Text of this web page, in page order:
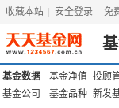
收藏本站 安全登录 免
基金数据 基金净值 投顾
基金公司
基金品种 新发